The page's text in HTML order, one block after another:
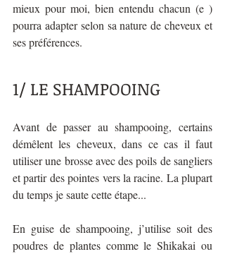
mieux pour moi, bien entendu chacun (e )
pourra adapter selon sa nature de cheveux et
ses préférences.
1/ LE SHAMPOOING
Avant de passer au shampooing, certains
démêlent les cheveux, dans ce cas il faut
utiliser une brosse avec des poils de sangliers
et partir des pointes vers la racine. La plupart
du temps je saute cette étape...
En guise de shampooing, j’utilise soit des
poudres de plantes comme le Shikakai ou